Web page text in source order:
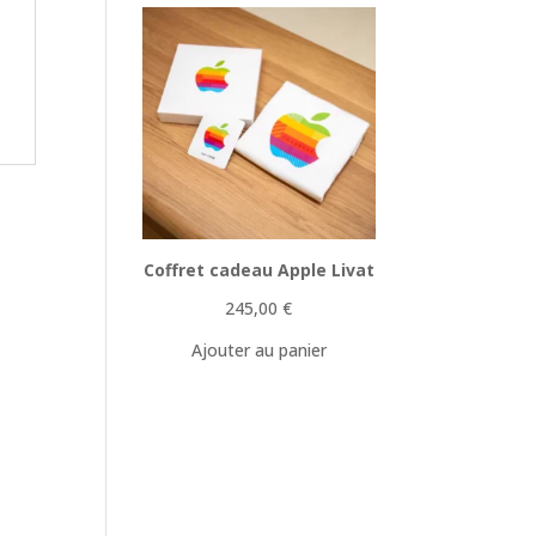
Coffret cadeau Apple Livat
245,00€
Ajouter au panier